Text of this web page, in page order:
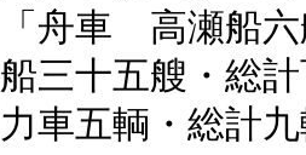
「舟車 高瀬船
船三十五艘・総
力車五輌・総計